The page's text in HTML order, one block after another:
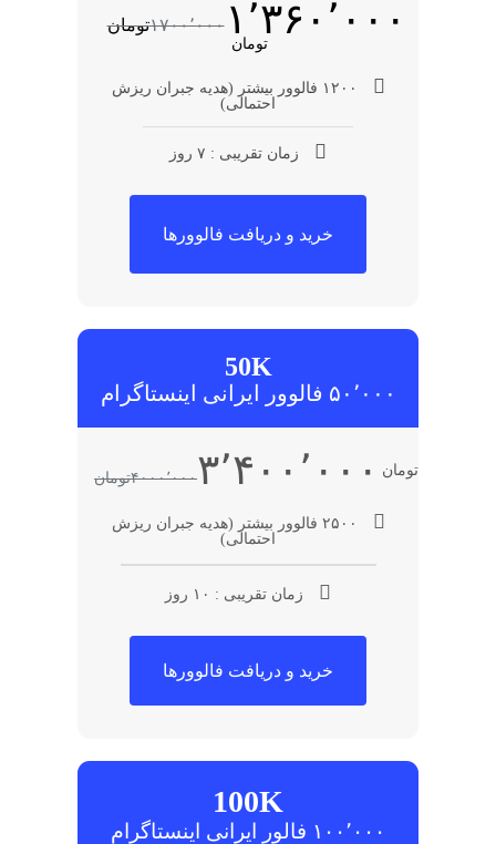
۱۷۰۰٬۰۰۰تومان ۱٬۳۶۰٬۰۰۰
تومان
۱۲۰۰ فالوور بیشتر (هدیه جبران ریزش
احتمالی)
زمان تقریبی : ۷ روز
خرید و دریافت فالوورها
50K
۵۰٬۰۰۰ فالوور ایرانی اینستاگرام
۴۰۰۰٬۰۰۰تومان ۳٬۴۰۰٬۰۰۰ تومان
۲۵۰۰ فالوور بیشتر (هدیه جبران ریزش
احتمالی)
زمان تقریبی : ۱۰ روز
خرید و دریافت فالوورها
100K
۱۰۰٬۰۰۰ فالور ایرانی اینستاگرام